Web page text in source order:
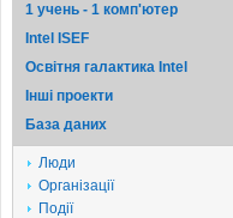
1 учень - 1 комп'ютер
Intel ISEF
Освітня галактика Intel
Iншi проекти
База даних
Люди
Організації
Події